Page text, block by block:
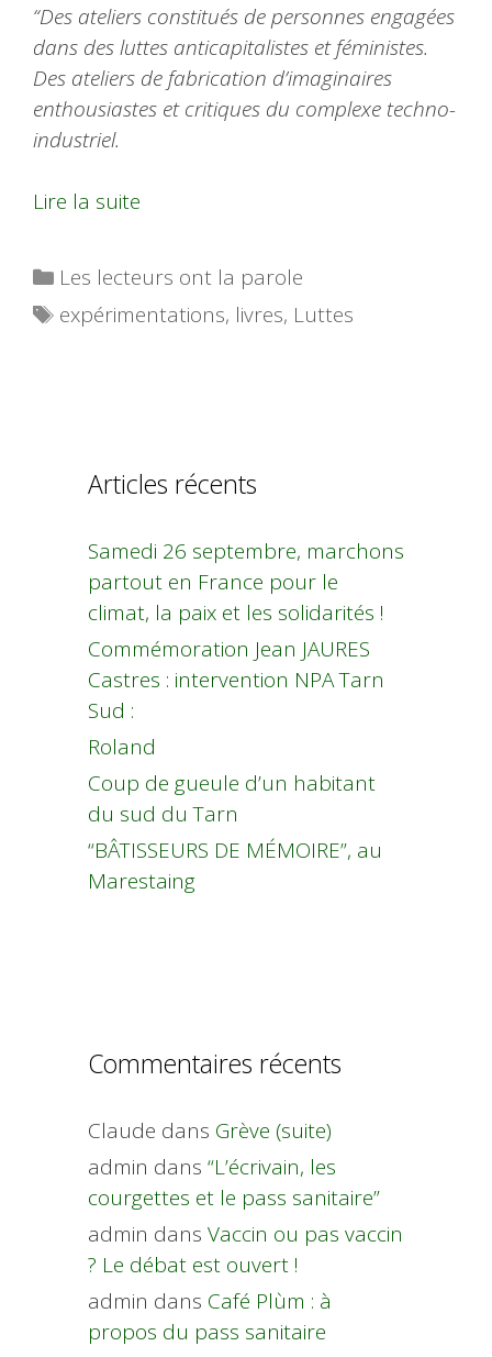
“Des ateliers constitués de personnes engagées
dans des luttes anticapitalistes et féministes.
Des ateliers de fabrication d’imaginaires
enthousiastes et critiques du complexe techno-
industriel.
Lire la suite
Catégories
Les lecteurs ont la parole
Étiquettes
expérimentations, livres, Luttes
Articles récents
Samedi 26 septembre, marchons
partout en France pour le
climat, la paix et les solidarités !
Commémoration Jean JAURES
Castres : intervention NPA Tarn
Sud :
Roland
Coup de gueule d’un habitant
du sud du Tarn
“BÂTISSEURS DE MÉMOIRE”, au
Marestaing
Commentaires récents
Claude dans Grève (suite)
admin dans “L’écrivain, les
courgettes et le pass sanitaire”
admin dans Vaccin ou pas vaccin
? Le débat est ouvert !
admin dans Café Plùm : à
propos du pass sanitaire